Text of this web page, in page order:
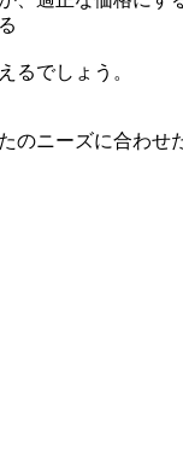
るでしょう。
のニーズに合わせ